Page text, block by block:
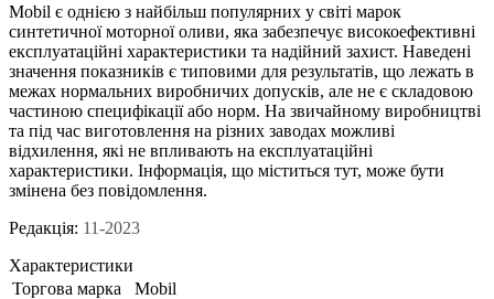
Mobil є однією з найбільш популярних у світі марок
синтетичної моторної оливи, яка забезпечує високоефективні
експлуатаційні характеристики та надійний захист. Наведені
значення показників є типовими для результатів, що лежать в
межах нормальних виробничих допусків, але не є складовою
частиною специфікації або норм. На звичайному виробництві
та під час виготовлення на різних заводах можливі
відхилення, які не впливають на експлуатаційні
характеристики. Інформація, що міститься тут, може бути
змінена без повідомлення.
Редакція: 11-2023
Характеристики
Торгова марка
Mobil